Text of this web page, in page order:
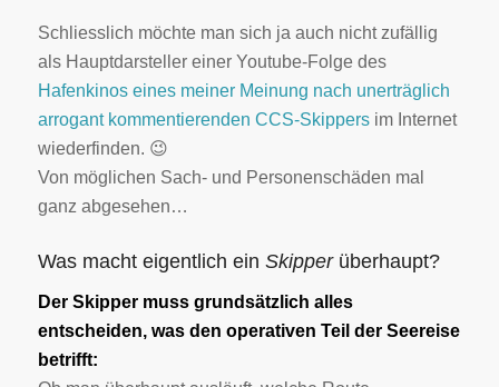
Schliesslich möchte man sich ja auch nicht zufällig
als Hauptdarsteller einer Youtube-Folge des
Hafenkinos eines meiner Meinung nach unerträglich
arrogant kommentierenden CCS-Skippersim Internet
wiederfinden. 😉
Von möglichen Sach- und Personenschäden mal
ganz abgesehen…
Was macht eigentlich ein Skipperüberhaupt?
Der Skipper muss grundsätzlich alles
entscheiden, was den operativen Teil der Seereise
betrifft: